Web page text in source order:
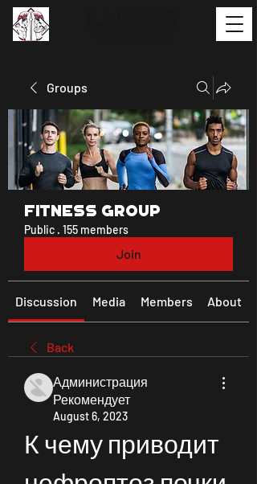
Groups
Fitness Group
Public · 155 members
Join
Discussion Media Members About
Back
Администрация
Рекомендует
August 6, 2023
К чему приводит